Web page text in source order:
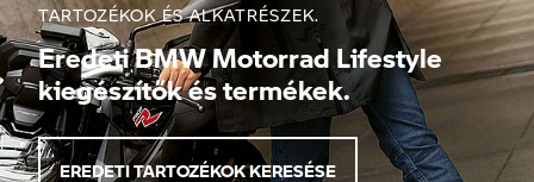
TARTOZÉKOK ÉS ALKATRÉSZEK.
Eredeti BMW Motorrad Lifestyle
kiegészítők és termékek.
EREDETI TARTOZÉKOK KERESÉSE